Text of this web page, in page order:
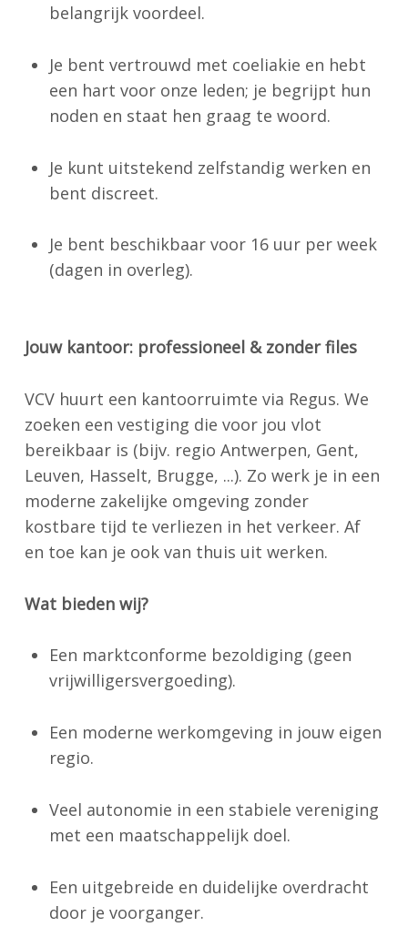
belangrijk voordeel.
Je bent vertrouwd met coeliakie en hebt
een hart voor onze leden; je begrijpt hun
noden en staat hen graag te woord.
Je kunt uitstekend zelfstandig werken en
bent discreet.
Je bent beschikbaar voor 16 uur per week
(dagen in overleg).
Jouw kantoor: professioneel & zonder files
VCV huurt een kantoorruimte via Regus. We
zoeken een vestiging die voor jou vlot
bereikbaar is (bijv. regio Antwerpen, Gent,
Leuven, Hasselt, Brugge, ...). Zo werk je in een
moderne zakelijke omgeving zonder
kostbare tijd te verliezen in het verkeer. Af
en toe kan je ook van thuis uit werken.
Wat bieden wij?
Een marktconforme bezoldiging (geen
vrijwilligersvergoeding).
Een moderne werkomgeving in jouw eigen
regio.
Veel autonomie in een stabiele vereniging
met een maatschappelijk doel.
Een uitgebreide en duidelijke overdracht
door je voorganger.